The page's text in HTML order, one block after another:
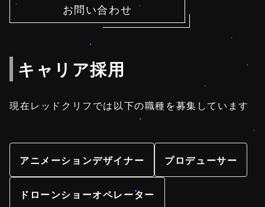
お問い合わせ
キャリア採用
現在レッドクリフでは以下の職種を募集しています
アニメーションデザイナー プロデューサー
ドローンショーオペレーター